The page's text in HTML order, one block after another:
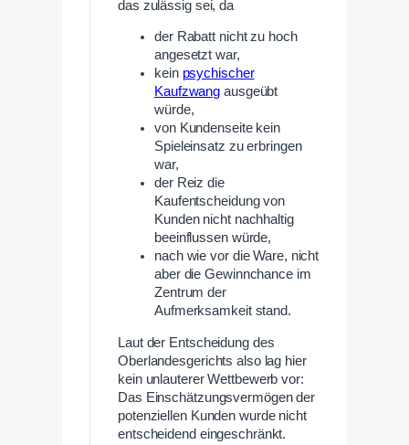
das zulässig sei, da
der Rabatt nicht zu hoch
angesetzt war,
kein psychischer
Kaufzwang ausgeübt
würde,
von Kundenseite kein
Spieleinsatz zu erbringen
war,
der Reiz die
Kaufentscheidung von
Kunden nicht nachhaltig
beeinflussen würde,
nach wie vor die Ware, nicht
aber die Gewinnchance im
Zentrum der
Aufmerksamkeit stand.
Laut der Entscheidung des
Oberlandesgerichts also lag hier
kein unlauterer Wettbewerb vor:
Das Einschätzungsvermögen der
potenziellen Kunden wurde nicht
entscheidend eingeschränkt.